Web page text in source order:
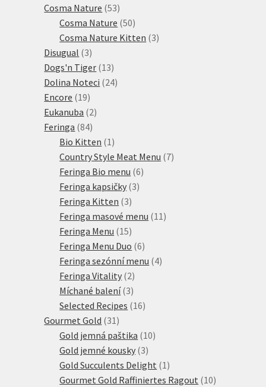
Cosma Nature 5353
produktů
Cosma Nature 5050
produktů
Cosma Nature Kitten 33
Disugual 33
produkty
Dogs'n Tiger 1313
produktů
Dolina Noteci 2424
Encore 1919
produktů
Eukanuba 22
Feringa 8484
produktů
Bio Kitten 1 1
produkt
Country Style Meat Menu 77
Feringa Bio menu 66
Feringa kapsičky 33
Feringa Kitten 33
produkty
Feringa masové menu 11 11
Feringa Menu 1515
produktů
Feringa Menu Duo 66
produktů
Feringa sezónní menu 44
Feringa Vitality 22
produkty
Míchané balení 33
produkty
Selected Recipes 1616
Gourmet Gold 31 31
produktů
Gold jemná paštika 1010
Gold jemné kousky 33
produkty
Gold Succulents Delight 1 1
produkt
Gourmet Gold Raffiniertes Ragout 1010